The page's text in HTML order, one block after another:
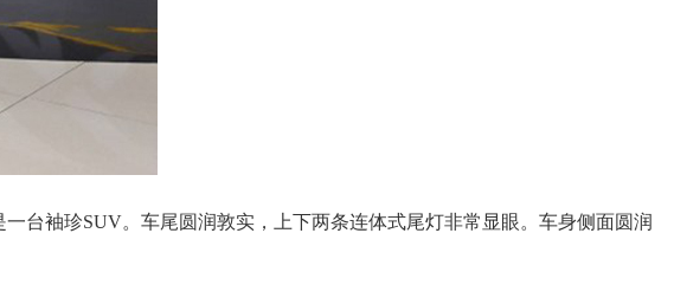
袖珍SUV。车尾圆润敦实，上下两条连体式尾灯非常显眼。车身侧面圆润